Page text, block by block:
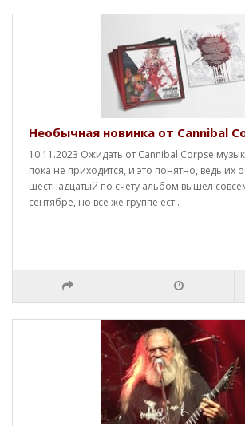
Необычная новинка от Cannibal
10.11.2023 Ожидать от Cannibal Corpse
пока не приходится, и это понятно, ведь их
шестнадцатый по счету альбом вышел
сентябре, но все же группе ест..